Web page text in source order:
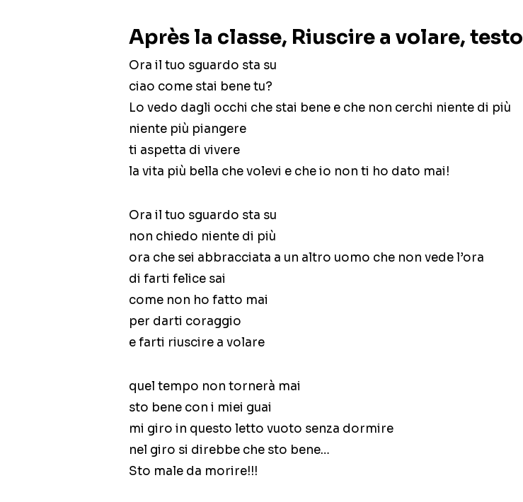
Après la classe, Riuscire a volare, testo
Ora il tuo sguardo sta su
ciao come stai bene tu?
Lo vedo dagli occhi che stai bene e che non cerchi niente di più
niente più piangere
ti aspetta di vivere
la vita più bella che volevi e che io non ti ho dato mai!
Ora il tuo sguardo sta su
non chiedo niente di più
ora che sei abbracciata a un altro uomo che non vede l’ora
di farti felice sai
come non ho fatto mai
per darti coraggio
e farti riuscire a volare
quel tempo non tornerà mai
sto bene con i miei guai
mi giro in questo letto vuoto senza dormire
nel giro si direbbe che sto bene…
Sto male da morire!!!